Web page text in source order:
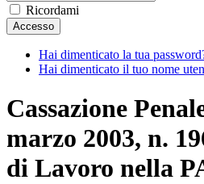
Ricordami
Accesso
Hai dimenticato la tua
Hai dimenticato il tuo nome
Cassazione
marzo 2003, n.
di Lavoro nella